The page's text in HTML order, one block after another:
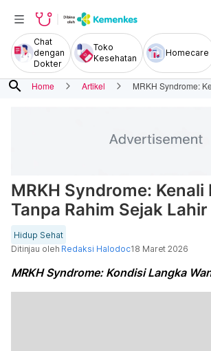
Chat
dengan
Dokter
Toko
Kesehatan
Homecare
search Home Artikel MRKH Syndrome:
MRKH Syndrome: Kenali
Tanpa Rahim Sejak Lahir
Hidup Sehat
Ditinjau oleh Redaksi Halodoc18 Maret 2026
MRKH Syndrome: Kondisi Langka